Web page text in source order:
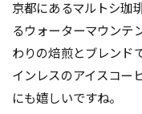
京都にあるマルトシ珈
るウォーターマウンテ
わりの焙煎とブレンド
インレスのアイスコー
にも嬉しいですね。